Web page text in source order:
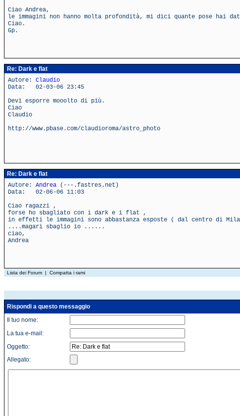
Ciao Andrea,
le immagini non hanno molta profondità, mi dici quante pose hai
Ciao.
Gp.
Re: Dark e flat
Autore: Claudio
Data: 02-03-06 23:45
Devi esporre mooolto di più.
Ciao
Claudio
http://www.pbase.com/claudioroma/astro_photo
Re: Dark e flat
Autore: Andrea (---.fastres.net)
Data: 02-06-06 11:03
Ciao ragazzi ,
forse ho sbagliato con i dark e i flat ,
in effetti le immagini sono abbastanza esposte ( dal centro di
....magari sbaglio io ......
ciao,
Andrea
Lista dei Forum | Compatta i rami
Rispondi a questo messaggio
Il tuo nome:
La tua e-mail:
Oggetto:
Allegato: